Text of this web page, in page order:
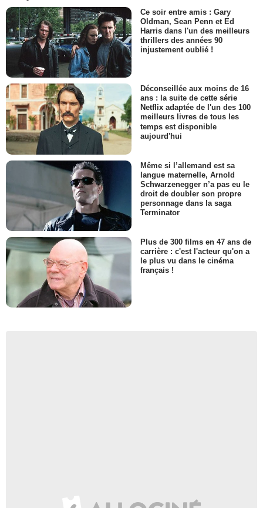
Ce soir entre amis : Gary
Oldman, Sean Penn et Ed
Harris dans l'un des meilleurs
thrillers des années 90
injustement oublié !
Déconseillée aux moins de 16
ans : la suite de cette série
Netflix adaptée de l'un des 100
meilleurs livres de tous les
temps est disponible
aujourd'hui
Même si l’allemand est sa
langue maternelle, Arnold
Schwarzenegger n’a pas eu le
droit de doubler son propre
personnage dans la saga
Terminator
Plus de 300 films en 47 ans de
carrière : c'est l'acteur qu'on a
le plus vu dans le cinéma
français !